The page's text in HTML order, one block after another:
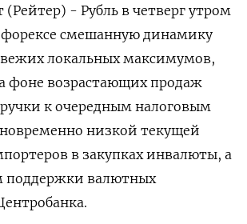
- Рубль в четверг утром
форексе смешанную динамику
локальных максимумов,
фоне возрастающих продаж
к очередным налоговым
низкой текущей
в закупках инвалюты, а
поддержки валютных